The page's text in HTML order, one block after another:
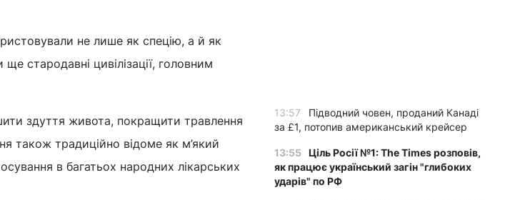
не лише як спецію, а й як
стародавні цивілізації, головним
здуття живота, покращити травлення
також традиційно відоме як м’який
в багатьох народних лікарських
13:57
Підводний човен, проданий Канаді
за £1, потопив американський крейсер
13:55 Ціль Росії №1: The Times розповів,
як працює український загін "глибоких
ударів" по РФ